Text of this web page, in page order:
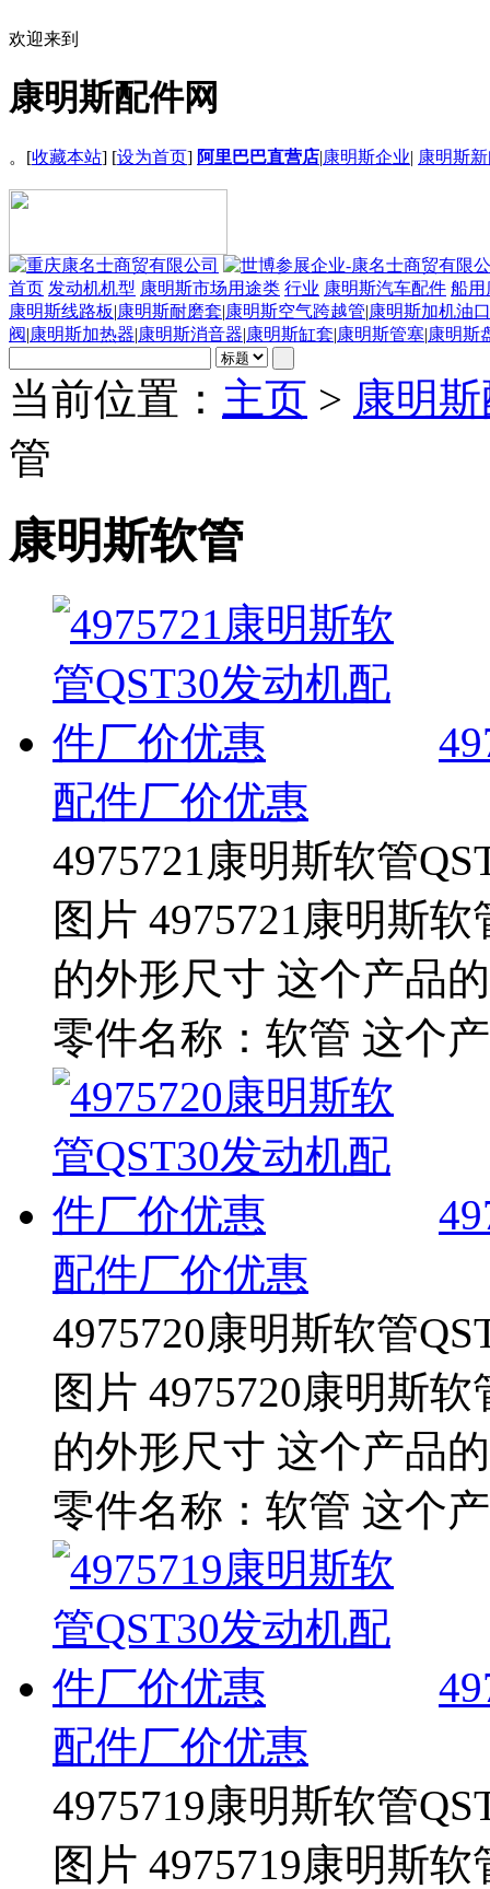
欢迎来到
康明斯配件网
。[收藏本站] [设为首页] 阿里巴巴直营店|康明斯企业| 康明斯
首页 发动机机型 康明斯市场用途类 行业 康明斯汽车配件 船用
康明斯线路板|康明斯耐磨套|康明斯空气跨越管|康明斯加机油
阀|康明斯加热器|康明斯消音器|康明斯缸套|康明斯管塞|康明斯
当前位置： 主页 > 康明
管
康明斯软管
配件厂价优惠
4975721康明斯软管
图片 4975721康明斯
的外形尺寸 这个产品
零件名称：软管 这个
配件厂价优惠
4975720康明斯软管
图片 4975720康明斯
的外形尺寸 这个产品
零件名称：软管 这个
配件厂价优惠
4975719康明斯软管
图片 4975719康明斯